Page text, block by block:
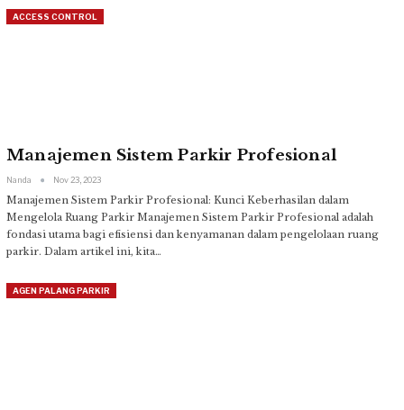
ACCESS CONTROL
Manajemen Sistem Parkir Profesional
Nanda Nov 23, 2023
Manajemen Sistem Parkir Profesional: Kunci Keberhasilan dalam
Mengelola Ruang Parkir Manajemen Sistem Parkir Profesional adalah
fondasi utama bagi efisiensi dan kenyamanan dalam pengelolaan ruang
parkir. Dalam artikel ini, kita…
AGEN PALANG PARKIR